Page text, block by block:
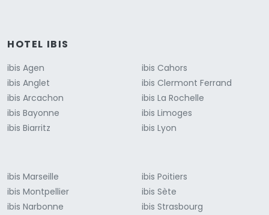
HOTEL IBIS
ibis Agen
ibis Anglet
ibis Arcachon
ibis Bayonne
ibis Biarritz
ibis Cahors
ibis Clermont Ferrand
ibis La Rochelle
ibis Limoges
ibis Lyon
ibis Marseille
ibis Montpellier
ibis Narbonne
ibis Poitiers
ibis Sète
ibis Strasbourg